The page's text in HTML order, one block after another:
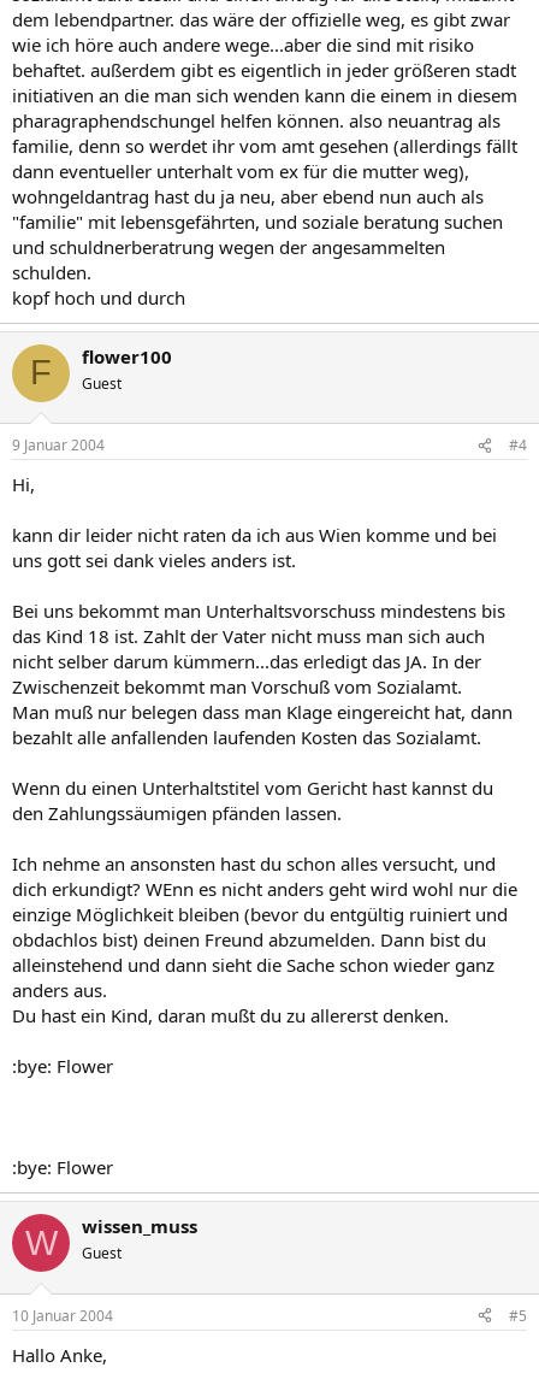
dem lebendpartner. das wäre der offizielle weg, es gibt zwar
wie ich höre auch andere wege...aber die sind mit risiko
behaftet. außerdem gibt es eigentlich in jeder größeren stadt
initiativen an die man sich wenden kann die einem in diesem
pharagraphendschungel helfen können. also neuantrag als
familie, denn so werdet ihr vom amt gesehen (allerdings fällt
dann eventueller unterhalt vom ex für die mutter weg),
wohngeldantrag hast du ja neu, aber ebend nun auch als
"familie" mit lebensgefährten, und soziale beratung suchen
und schuldnerberatrung wegen der angesammelten
schulden.
kopf hoch und durch
F flower100
Guest
9 Januar 2004 #4
Hi,
kann dir leider nicht raten da ich aus Wien komme und bei
uns gott sei dank vieles anders ist.
Bei uns bekommt man Unterhaltsvorschuss mindestens bis
das Kind 18 ist. Zahlt der Vater nicht muss man sich auch
nicht selber darum kümmern...das erledigt das JA. In der
Zwischenzeit bekommt man Vorschuß vom Sozialamt.
Man muß nur belegen dass man Klage eingereicht hat, dann
bezahlt alle anfallenden laufenden Kosten das Sozialamt.
Wenn du einen Unterhaltstitel vom Gericht hast kannst du
den Zahlungssäumigen pfänden lassen.
Ich nehme an ansonsten hast du schon alles versucht, und
dich erkundigt? WEnn es nicht anders geht wird wohl nur die
einzige Möglichkeit bleiben (bevor du entgültig ruiniert und
obdachlos bist) deinen Freund abzumelden. Dann bist du
alleinstehend und dann sieht die Sache schon wieder ganz
anders aus.
Du hast ein Kind, daran mußt du zu allererst denken.
:bye: Flower
:bye: Flower
W wissen_muss
Guest
10 Januar 2004 #5
Hallo Anke,